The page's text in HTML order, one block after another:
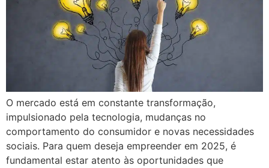
O mercado está em constante transformação,
impulsionado pela tecnologia, mudanças no
comportamento do consumidor e novas necessidades
sociais. Para quem deseja empreender em 2025, é
fundamental estar atento às oportunidades que